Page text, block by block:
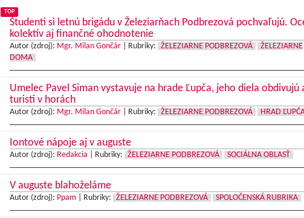
TOP
Študenti si letnú brigádu v Železiarňach Podbrezová pochvaľujú.
kolektív aj finančné ohodnotenie
Autor (zdroj): Mgr. Milan Gončár| Rubriky: ŽELEZIARNE PODBREZOVÁ
ŽELEZIARNE
DOMA
Umelec Pavel Siman vystavuje na hrade Ľupča, jeho diela obdivujú
turisti v horách
Autor (zdroj): Mgr. Milan Gončár| Rubriky: ŽELEZIARNE PODBREZOVÁ HRAD
Iontové nápoje aj v auguste
Autor (zdroj): Redakcia Rubriky: ŽELEZIARNE PODBREZOVÁ SOCIÁLNA OBLASŤ
V auguste blahoželáme
Autor (zdroj): Ppam| Rubriky: ŽELEZIARNE PODBREZOVÁ SPOLOČENSKÁ RUBRIKA